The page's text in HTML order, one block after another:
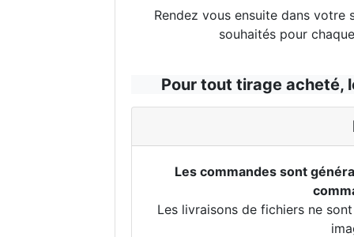
Rendez vous ensuite dans
souhaités pour
Pour tout tirage acheté,
Les commandes sont
Les livraisons de fichiers ne